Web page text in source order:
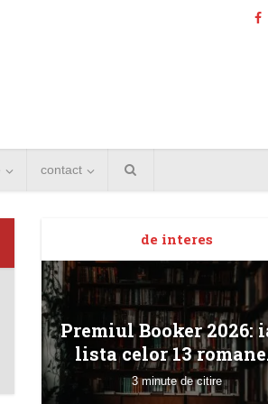
contact
de interes
Premiul Booker 2026:
lista celor 13
3 minute de citire